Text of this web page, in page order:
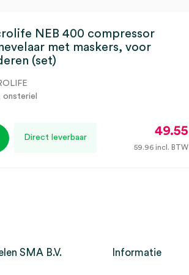
NEB 400 compressor
met maskers, voor
(set)
onsteriel
Direct leverbaar 49.55
59.96incl. BTW
SMA B.V. Informatie